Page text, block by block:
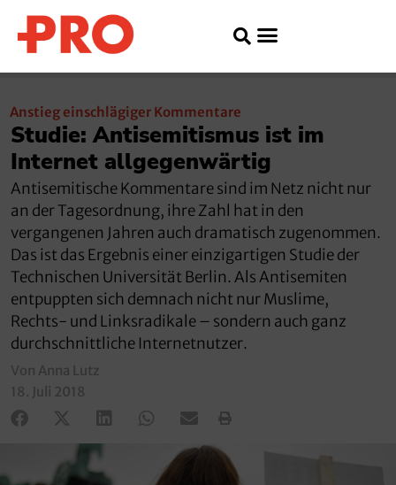
Anstieg einschlägiger Kommentare
Studie: Antisemitismus ist im
Internet allgegenwärtig
Antisemitische Kommentare sind im Netz nicht nur
an der Tagesordnung, ihre Zahl hat in den
vergangenen Jahren auch dramatisch zugenommen.
Das ist das Ergebnis einer einzigartigen Studie der
Technischen Universität Berlin. Als Antisemiten
entpuppten sich demnach nicht nur Muslime,
Rechts- und Linksradikale – sondern auch ganz
durchschnittliche Internetnutzer.
Von Anna Lutz
18. Juli 2018